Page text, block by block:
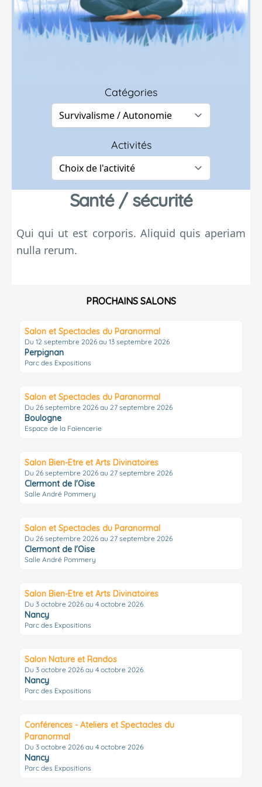
Catégories
Activités
Santé / sécurité
Qui qui ut est corporis. Aliquid quis aperiam
nulla rerum.
PROCHAINS SALONS
Salon et Spectacles du Paranormal
Du 12 septembre 2026 au 13 septembre 2026
Perpignan
Parc des Expositions
Salon et Spectacles du Paranormal
Du 26 septembre 2026 au 27 septembre 2026
Boulogne
Espace de la Faïencerie
Salon Bien-Etre et Arts Divinatoires
Du 26 septembre 2026 au 27 septembre 2026
Clermont de l'Oise
Salle André Pommery
Salon et Spectacles du Paranormal
Du 26 septembre 2026 au 27 septembre 2026
Clermont de l'Oise
Salle André Pommery
Salon Bien-Etre et Arts Divinatoires
Du 3 octobre 2026 au 4 octobre 2026
Nancy
Parc des Expositions
Salon Nature et Randos
Du 3 octobre 2026 au 4 octobre 2026
Nancy
Parc des Expositions
Conférences - Ateliers et Spectacles du
Paranormal
Du 3 octobre 2026 au 4 octobre 2026
Nancy
Parc des Expositions